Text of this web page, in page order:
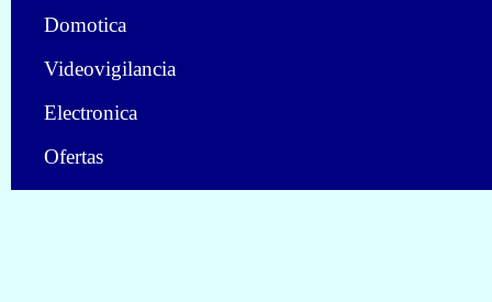
Domotica
Videovigilancia
Electronica
Ofertas